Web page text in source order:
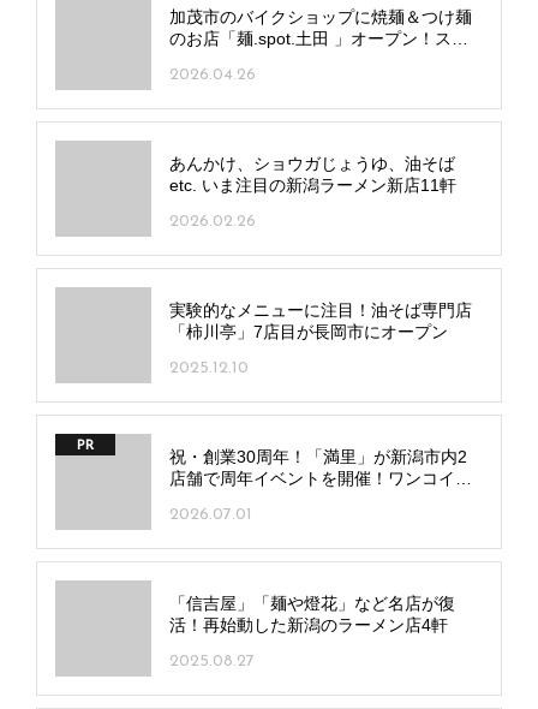
加茂市のバイクショップに焼麺＆つけ麺
のお店「麺.spot.土田 」オープン！スパ
2026.04.26
あんかけ、ショウガじょうゆ、油そば
etc. いま注目の新潟ラーメン新店11軒
2026.02.26
実験的なメニューに注目！油そば専門店
「柿川亭」7店目が長岡市にオープン
2025.12.10
PR
祝・創業30周年！「満里」が新潟市内2
店舗で周年イベントを開催！ワンコイン
2026.07.01
「信吉屋」「麺や燈花」など名店が復
活！再始動した新潟のラーメン店4軒
2025.08.27